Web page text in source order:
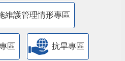
維護管理情形專區
區 抗旱專區